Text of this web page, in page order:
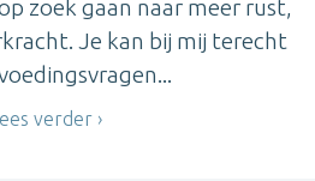
zoek gaan naar meer rust,
Je kan bij mij terecht
verder